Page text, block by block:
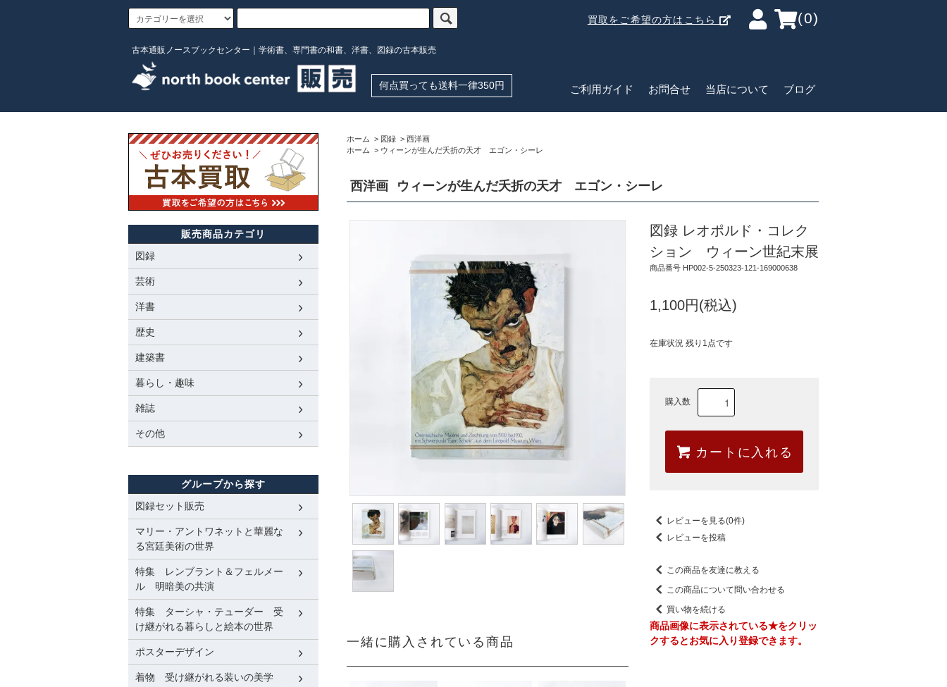
買取をご希望の方はこちら (0)
古本通販ノースブックセンター｜学術書、専門書の和書、洋書、図録の古本販売
何点買っても送料一律350円 ご利用ガイド お問合せ 当店について ブログ
ホーム > 図録 > 西洋画
ホーム > ウィーンが生んだ夭折の天才 エゴン・シーレ
西洋画 ウィーンが生んだ夭折の天才 エゴン・シーレ
一緒に購入されている商品
図録 レオポルド・コレク
ション ウィーン世紀末展
商品番号 HP002-5-250323-121-169000638
1,100円(税込)
在庫状況 残り1点です
購入数
カートに入れる
レビューを見る(0件)
レビューを投稿
この商品を友達に教える
この商品について問い合わせる
買い物を続ける
商品画像に表示されている★をクリッ
クするとお気に入り登録できます。
販売商品カテゴリ
図録
芸術
洋書
歴史
建築書
暮らし・趣味
雑誌
その他
グループから探す
図録セット販売
マリー・アントワネットと華麗な
る宮廷美術の世界
特集 レンブラント＆フェルメー
ル 明暗美の共演
特集 ターシャ・テューダー 受
け継がれる暮らしと絵本の世界
ポスターデザイン
着物 受け継がれる装いの美学